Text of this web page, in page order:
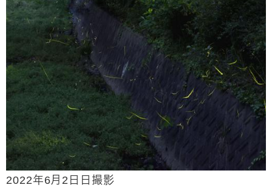
2022年6月2日日撮影